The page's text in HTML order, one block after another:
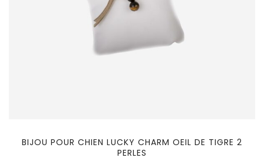
BIJOU POUR CHIEN LUCKY CHARM OEIL DE TIGRE 2
PERLES